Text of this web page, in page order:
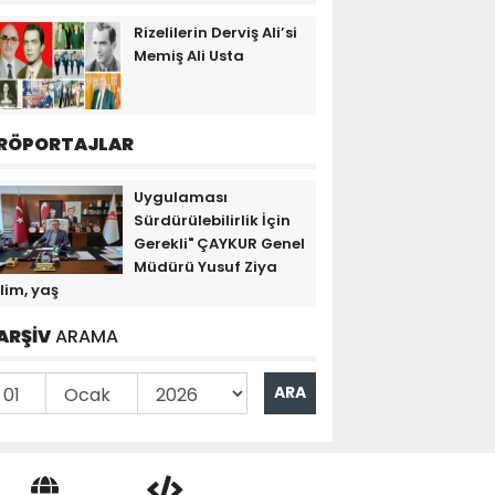
Rizelilerin Derviş Ali’si
Memiş Ali Usta
Uygulaması
Sürdürülebilirlik İçin
Gerekli" ÇAYKUR Genel
Müdürü Yusuf Ziya
yaş
ARAMA